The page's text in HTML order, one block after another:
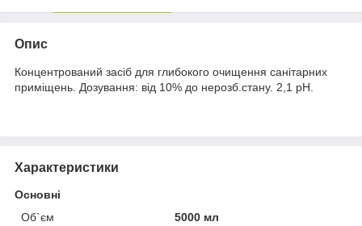
Опис
Концентрований засіб для глибокого очищення санітарних
приміщень. Дозування: від 10% до нерозб.стану. 2,1 pH.
Характеристики
Основні
Об`єм
5000 мл